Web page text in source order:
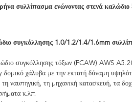
συλλίπασμα ενώνοντας στενά
συγκόλλησης 1.0/1.2/1.4/1.6mm
συγκόλλησης τόξων (FCAW) AWS
χάλυβα με την εκτατή δύναμη
ναυπηγική, τη μηχανική κατασκευή, τα
κ.λπ.